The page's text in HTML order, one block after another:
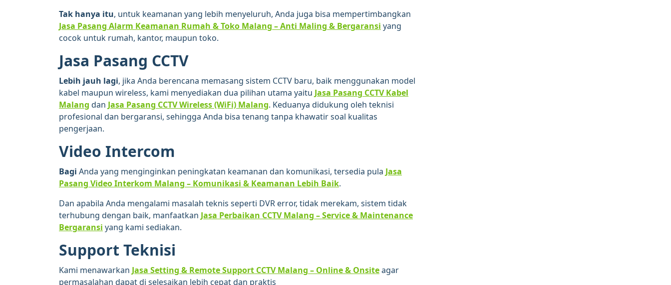
Tak hanya itu, untuk keamanan yang lebih menyeluruh, Anda juga bisa mempertimbangkan
Jasa Pasang Alarm Keamanan Rumah & Toko Malang – Anti Maling & Bergaransi yang
cocok untuk rumah, kantor, maupun toko.
Jasa Pasang CCTV
Lebih jauh lagi, jika Anda berencana memasang sistem CCTV baru, baik menggunakan model
kabel maupun wireless, kami menyediakan dua pilihan utama yaitu Jasa Pasang CCTV Kabel
Malang dan Jasa Pasang CCTV Wireless (WiFi) Malang. Keduanya didukung oleh teknisi
profesional dan bergaransi, sehingga Anda bisa tenang tanpa khawatir soal kualitas
pengerjaan.
Video Intercom
Bagi Anda yang menginginkan peningkatan keamanan dan komunikasi, tersedia pula Jasa
Pasang Video Interkom Malang – Komunikasi & Keamanan Lebih Baik.
Dan apabila Anda mengalami masalah teknis seperti DVR error, tidak merekam, sistem tidak
terhubung dengan baik, manfaatkan Jasa Perbaikan CCTV Malang – Service & Maintenance
Bergaransi yang kami sediakan.
Support Teknisi
Kami menawarkan Jasa Setting & Remote Support CCTV Malang – Online & Onsiteagar
permasalahan dapat di selesaikan lebih cepat dan praktis